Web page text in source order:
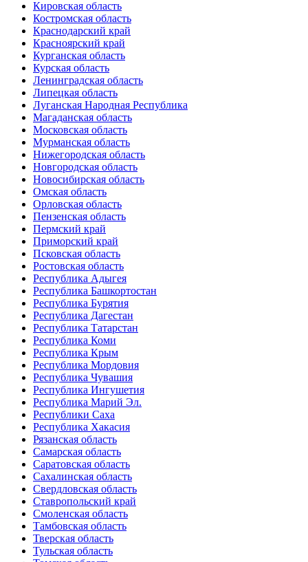
Кировская область
Костромская область
Краснодарский край
Красноярский край
Курганская область
Курская область
Ленинградская область
Липецкая область
Луганская Народная Республика
Магаданская область
Московская область
Мурманская область
Нижегородская область
Новгородская область
Новосибирская область
Омская область
Орловская область
Пензенская область
Пермский край
Приморский край
Псковская область
Ростовская область
Республика Адыгея
Республика Башкортостан
Республика Бурятия
Республика Дагестан
Республика Татарстан
Республика Коми
Республика Крым
Республика Мордовия
Республика Чувашия
Республика Ингушетия
Республика Марий Эл.
Республики Саха
Республика Хакасия
Рязанская область
Самарская область
Саратовская область
Сахалинская область
Свердловская область
Ставропольский край
Смоленская область
Тамбовская область
Тверская область
Тульская область